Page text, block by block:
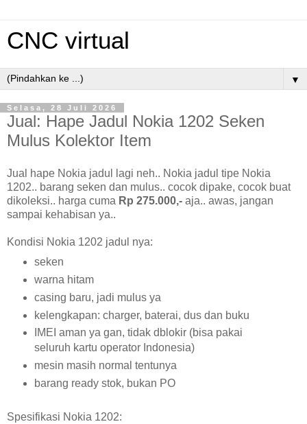
CNC virtual
▼
Selasa, 28 Juli 2026
Jual: Hape Jadul Nokia 1202 Seken
Mulus Kolektor Item
Jual hape Nokia jadul lagi neh.. Nokia jadul tipe Nokia
1202.. barang seken dan mulus.. cocok dipake, cocok buat
dikoleksi.. harga cuma Rp 275.000,- aja.. awas, jangan
sampai kehabisan ya..
Kondisi Nokia 1202 jadul nya:
seken
warna hitam
casing baru, jadi mulus ya
kelengkapan: charger, baterai, dus dan buku
IMEI aman ya gan, tidak dblokir (bisa pakai
seluruh kartu operator Indonesia)
mesin masih normal tentunya
barang ready stok, bukan PO
Spesifikasi Nokia 1202: